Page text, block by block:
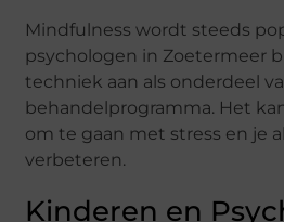
Mindfulness wordt steeds
psychologen in Zoetermeer
techniek aan als onderdeel
behandelprogramma. Het
om te gaan met stress en je
verbeteren.
Kinderen en